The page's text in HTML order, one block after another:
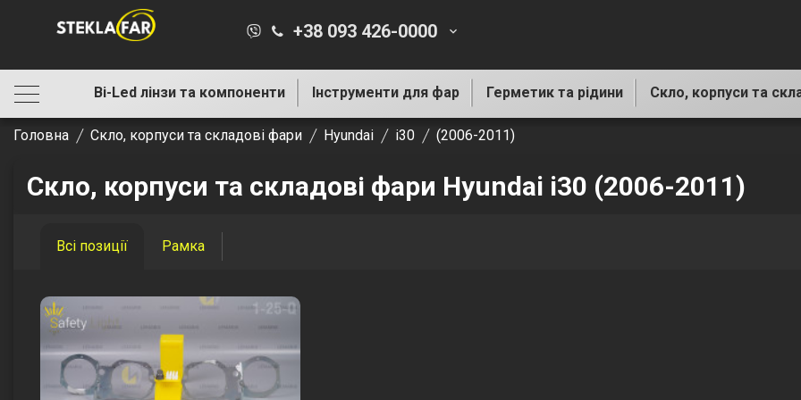
+38 093 426-0000 keyboard_arrow_down
Bi-Led лінзи та компоненти Інструменти для фар Герметик та рідини Скло, корпуси та
Головна Скло, корпуси та складові фари Hyundai i30 (2006-2011)
Скло, корпуси та складові фари Hyundai i30 (2006-2011)
Всі позиції Рамка